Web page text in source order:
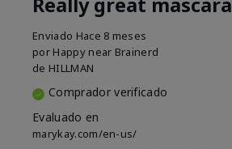
Enviado Hace 8 meses
por Happy near Brainerd
de HILLMAN
Comprador verificado
Evaluado en
marykay.com/en-us/